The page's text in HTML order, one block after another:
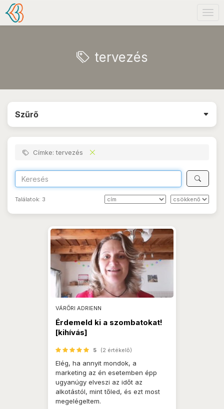
tervezés
Szűrő
Címke: tervezés
Találatok: 3
VÁRŐRI ADRIENN
Érdemeld ki a szombatokat!
[kihívás]
5 (2 értékelő)
Elég, ha annyit mondok, a
marketing az én esetemben épp
ugyanúgy elveszi az időt az
alkotástól, mint tőled, és ezt most
megelégeltem.